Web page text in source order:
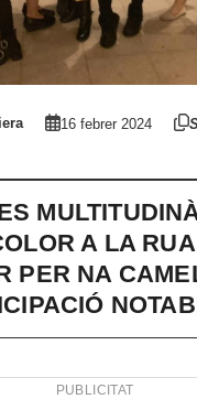
16 febrer 2024
A LA
PER NA
PUBLICITAT